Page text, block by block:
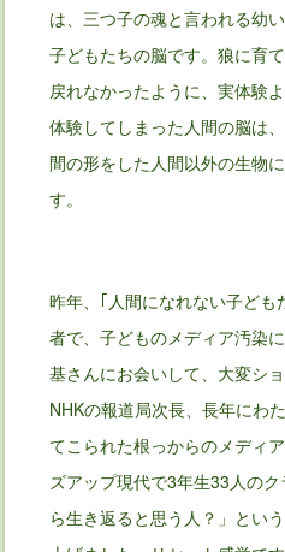
は、三つ子の魂と言われる幼
子どもたちの脳です。狼に育
戻れなかったように、実体験
体験してしまった人間の脳は
間の形をした人間以外の生物
す。
昨年、｢人間になれない子ど
者で、子どものメディア汚染
基さんにお会いして、大変シ
NHKの報道局次長、長年にわ
てこられた根っからのメディ
ズアップ現代で3年生33人の
ら生き返ると思う人？」とい